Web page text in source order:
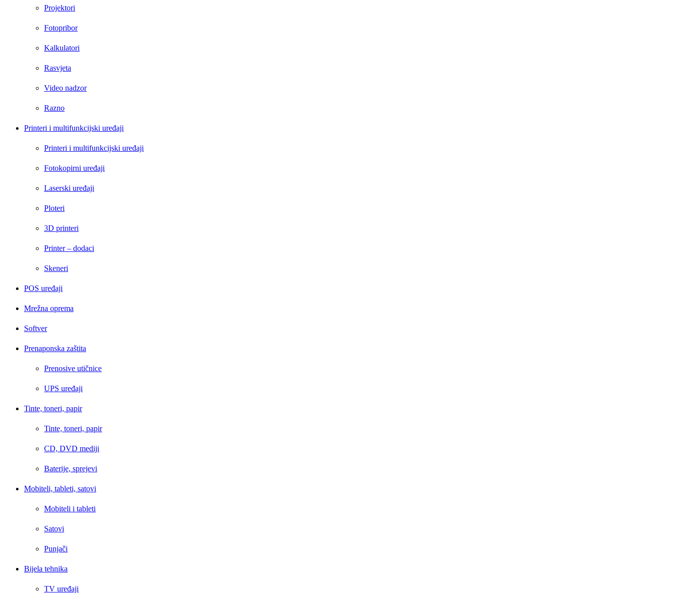
Projektori
Fotopribor
Kalkulatori
Rasvjeta
Video nadzor
Razno
Printeri i multifunkcijski uređaji
Printeri i multifunkcijski uređaji
Fotokopirni uređaji
Laserski uređaji
Ploteri
3D printeri
Printer – dodaci
Skeneri
POS uređaji
Mrežna oprema
Softver
Prenaponska zaštita
Prenosive utičnice
UPS uređaji
Tinte, toneri, papir
Tinte, toneri, papir
CD, DVD mediji
Baterije, sprejevi
Mobiteli, tableti, satovi
Mobiteli i tableti
Satovi
Punjači
Bijela tehnika
TV uređaji